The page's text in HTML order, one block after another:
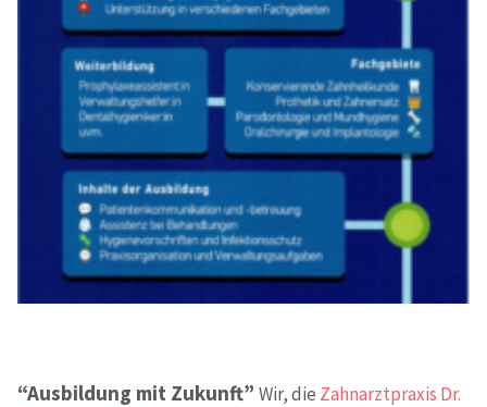
“Ausbildung mit Zukunft” Wir, die Zahnarztpraxis Dr.